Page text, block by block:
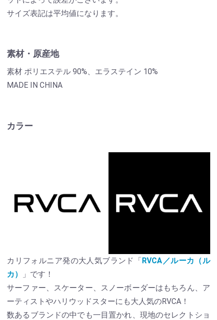
サイズ表記は平均値になります。
素材・原産地
素材 ポリエステル 90%、エラステイン 10%
MADE IN CHINA
カラー
カリフォルニア発の大人気ブランド「RVCA／ルーカ（ル
カ）
」です！
サーファー、スケーター、スノーボーダーはもちろん、ア
ーティストやハリウッドスターにも大人気のRVCA！
数あるブランドの中でも一目置かれ、現地のセレクトショ